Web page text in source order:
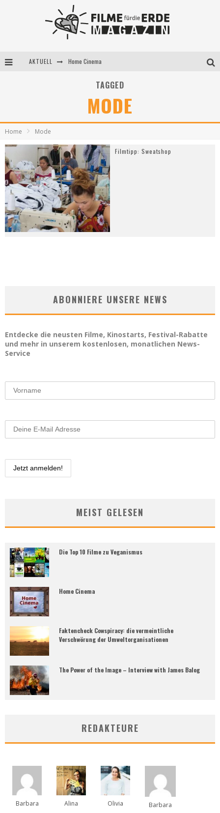
AKTUELL Home Cinema
5 Fragen, 3 Festivalpartner*innen
TAGGED
MODE
Home Mode
Filmtipp: Sweatshop
ABONNIERE UNSERE NEWS
Entdecke die neusten Filme, Kinostarts, Festival-Rabatte
und mehr in unserem kostenlosen, monatlichen News-
Service
MEIST GELESEN
Die Top 10 Filme zu Veganismus
Home Cinema
Faktencheck Cowspiracy: die vermeintliche
Verschwörung der Umweltorganisationen
The Power of the Image – Interview with James Balog
REDAKTEURE
Barbara Alina Olivia Barbara